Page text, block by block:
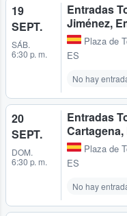
19
SEPT.
SÁB.
6:30 p. m.
Entradas
Jiménez,
Plaza de
ES
No hay
20
SEPT.
DOM.
6:30 p. m.
Entradas
Plaza de
ES
No hay